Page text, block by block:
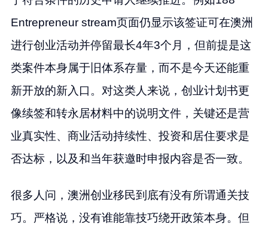
Entrepreneur stream页面仍显示该签证可在澳洲
进行创业活动并停留最长4年3个月，但前提是这
类案件本身属于旧体系存量，而不是今天还能重
新开放的新入口。对这类人来说，创业计划书更
像续签和转永居材料中的说明文件，关键还是营
业真实性、商业活动持续性、投资和居住要求是
否达标，以及和当年获邀时申报内容是否一致。
很多人问，澳洲创业移民到底有没有所谓通关技
巧。严格说，没有谁能靠技巧绕开政策本身。但